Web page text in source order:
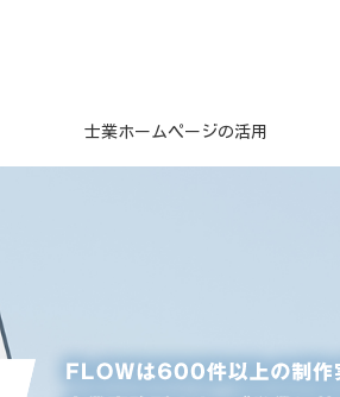
士業ホームページの活用